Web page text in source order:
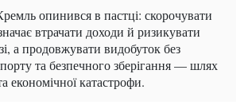
опинився в пастці: скорочувати
втрачати доходи й ризикувати
а продовжувати видобуток без
та безпечного зберігання — шлях
економічної катастрофи.